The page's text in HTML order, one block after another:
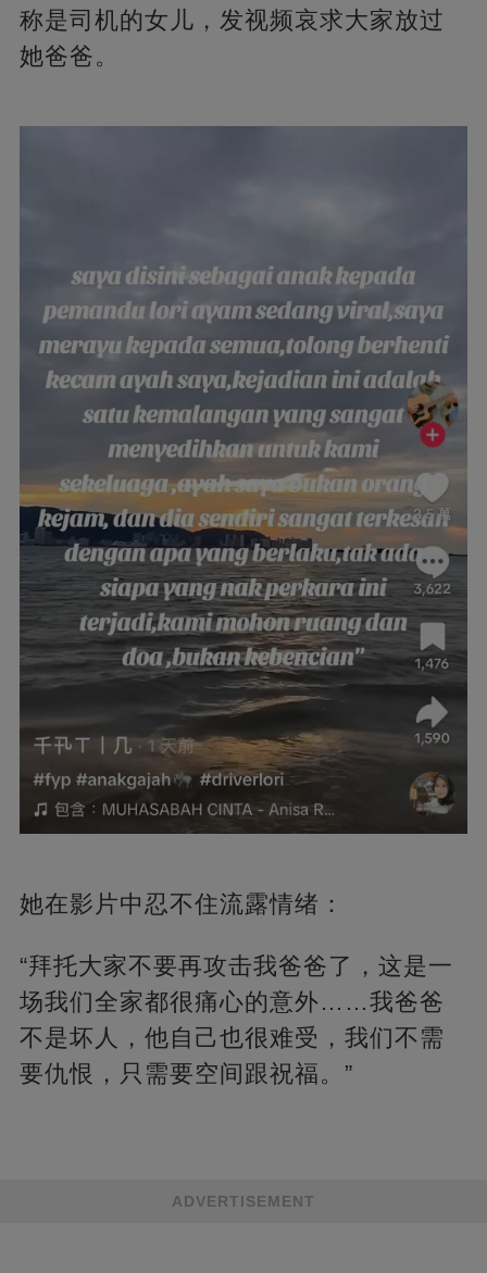
称是司机的女儿，发视频哀求大家放过
她爸爸。
她在影片中忍不住流露情绪：
“拜托大家不要再攻击我爸爸了，这是一
场我们全家都很痛心的意外……我爸爸
不是坏人，他自己也很难受，我们不需
要仇恨，只需要空间跟祝福。”
ADVERTISEMENT